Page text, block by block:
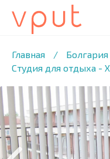
Главная / Болгария
Студия для отдыха -
/13 ФОТО